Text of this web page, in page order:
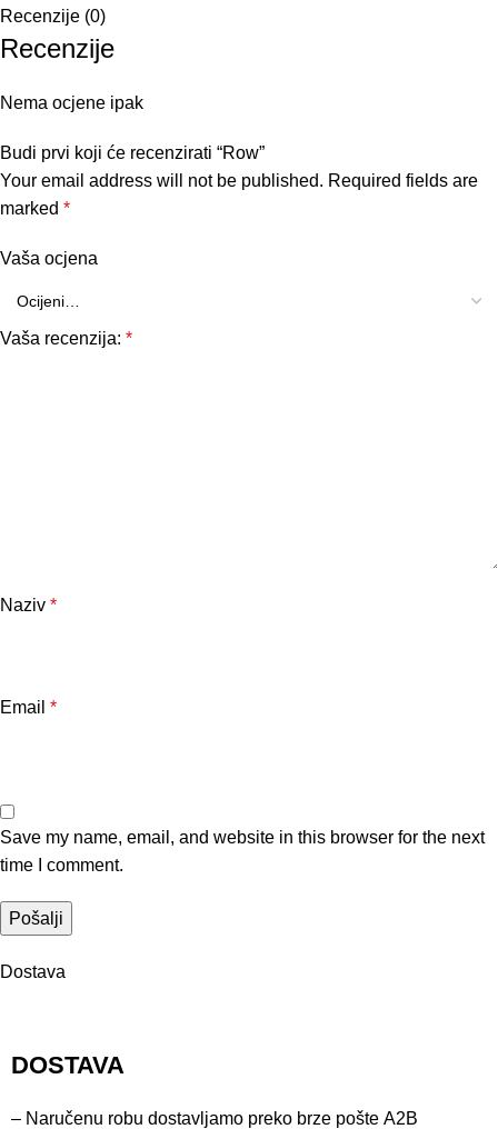
Recenzije (0)
Recenzije
Nema ocjene ipak
Budi prvi koji će recenzirati “Row”
Your email address will not be published. Required fields are
marked *
Vaša ocjena
Vaša recenzija: *
Naziv *
Email *
Save my name, email, and website in this browser for the next
time I comment.
Dostava
DOSTAVA
– Naručenu robu dostavljamo preko brze pošte A2B